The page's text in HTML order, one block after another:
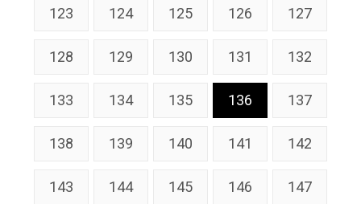
123 124 125 126 127
128 129 130 131 132
133 134 135 136 137
138 139 140 141 142
143 144 145 146 147